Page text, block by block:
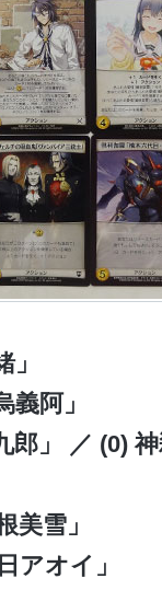
阿」
郎」 ／ (0)
美雪」
アオイ」